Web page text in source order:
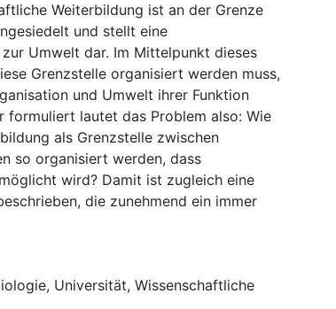
Weiterbildung ist an der Grenze
und stellt eine
Umwelt dar. Im Mittelpunkt dieses
Grenzstelle organisiert werden muss,
und Umwelt ihrer Funktion
formuliert lautet das Problem also: Wie
als Grenzstelle zwischen
so organisiert werden, dass
wird? Damit ist zugleich eine
die zunehmend ein immer
, Universität, Wissenschaftliche